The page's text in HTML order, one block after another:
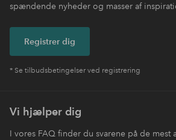
spændende nyheder og masser af
Registrer dig
* Se tilbudsbetingelser ved registrering
Vi hjælper dig
I vores FAQ finder du svarene på de mest